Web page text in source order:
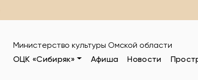
Министерство культуры Омской области
ОЦК «Сибиряк»
Афиша Новости